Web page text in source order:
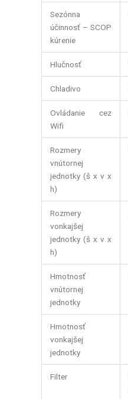
Sezónna
účinnosť – SCOP
kúrenie
Hlučnosť
Chladivo
Ovládanie cez
Wifi
Rozmery
vnútornej
jednotky (š x v x
h)
Rozmery
vonkajšej
jednotky (š x v x
h)
Hmotnosť
vnútornej
jednotky
Hmotnosť
vonkajšej
jednotky
Filter